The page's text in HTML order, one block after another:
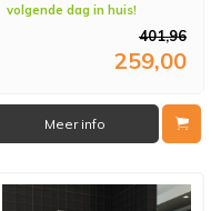
volgende dag in huis!
401,96
259,00
Meer info